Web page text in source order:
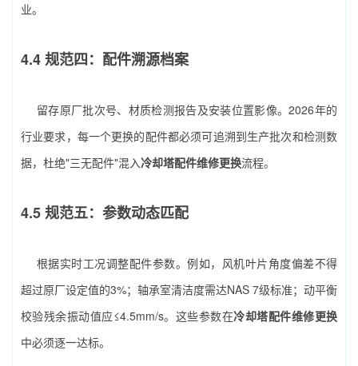
业。
4.4 规范四：配件溯源档案
留存原厂批次号、材质检测报告及安装位置影像。2026年的
行业要求，每一个更换的配件都必须可追溯到生产批次和检测数
据，杜绝"三无配件"混入冷却塔配件维修更换流程。
4.5 规范五：参数动态匹配
根据实时工况调整配件参数。例如，风机叶片角度偏差不得
超过原厂设定值的3%；轴承室清洁度需达NAS 7级标准；动平衡
校验残余振动值应≤4.5mm/s。这些参数在冷却塔配件维修更换
中必须逐一达标。